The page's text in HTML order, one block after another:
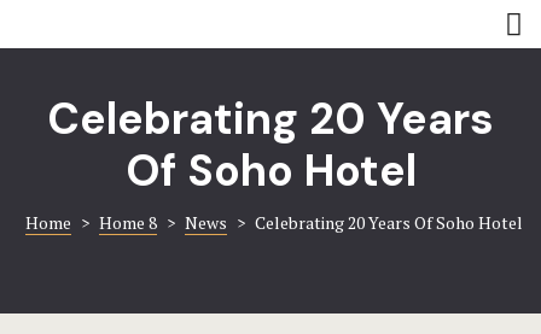
Celebrating 20 Years
Of Soho Hotel
Home > Home 8 > News > Celebrating 20 Years Of Soho Hotel
Amenities